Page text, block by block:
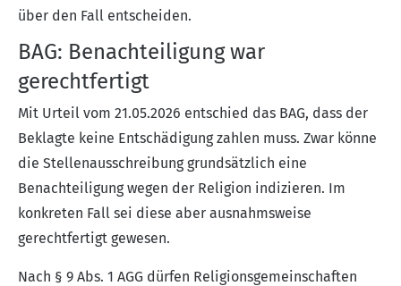
über den Fall entscheiden.
BAG: Benachteiligung war
gerechtfertigt
Mit Urteil vom 21.05.2026 entschied das BAG, dass der
Beklagte keine Entschädigung zahlen muss. Zwar könne
die Stellenausschreibung grundsätzlich eine
Benachteiligung wegen der Religion indizieren. Im
konkreten Fall sei diese aber ausnahmsweise
gerechtfertigt gewesen.
Nach § 9 Abs. 1 AGG dürfen Religionsgemeinschaften